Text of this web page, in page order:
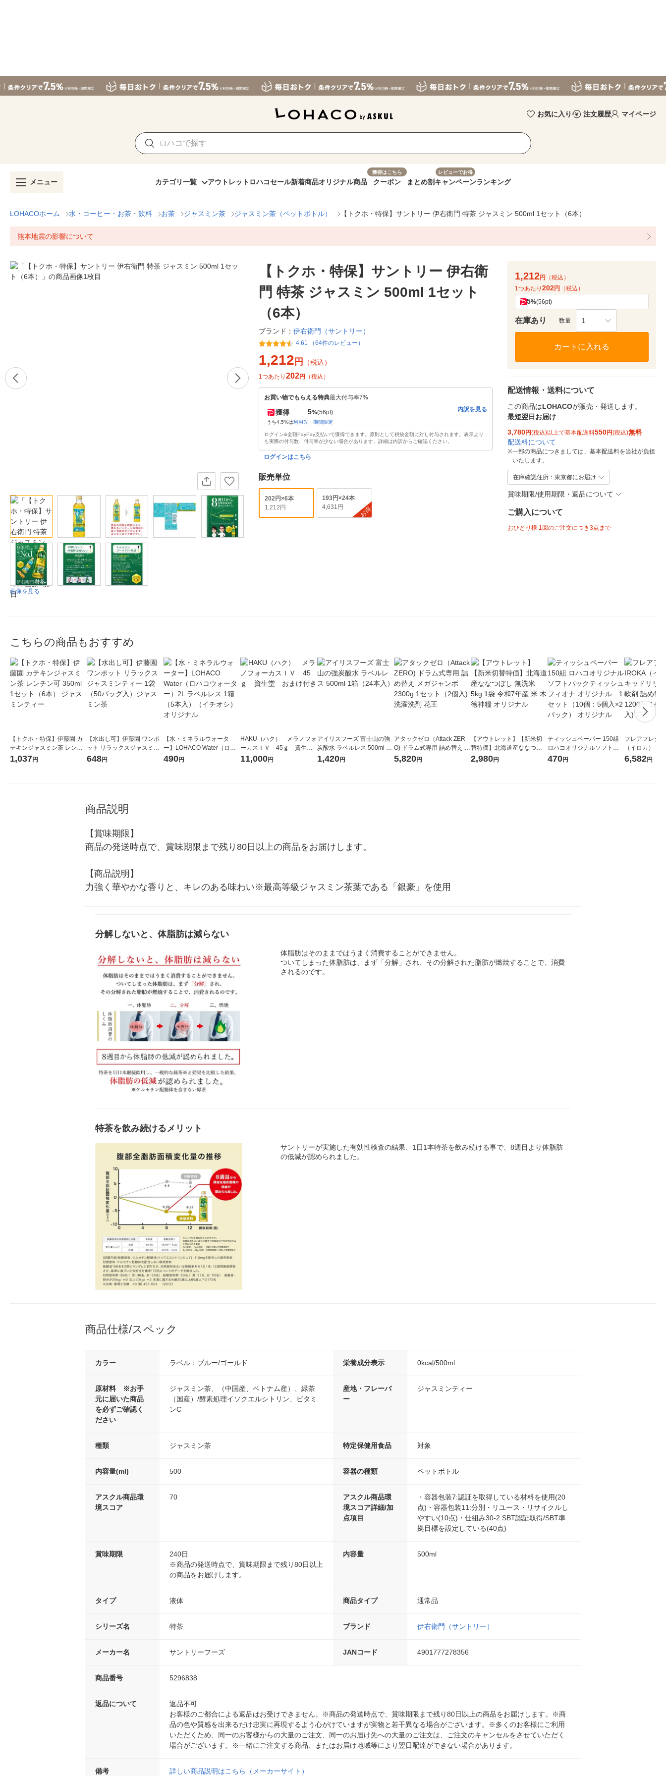
お気に入り 注文履歴 マイページ
メニュー カテゴリ一覧 アウトレット ロハコセール新着商品オリジナル商品
獲得はこちら
クーポン まとめ割
レビューでお得
キャンペーンランキング
LOHACOホーム 水・コーヒー・お茶・飲料 お茶 ジャスミン茶 ジャスミン茶（ペットボトル） 【トクホ・特保】サントリー 伊右衛門 特茶 ジャスミン 500ml 1セット（6本）
熊本地震の影響について
画像を見る
【トクホ・特保】サントリー 伊右衛
門 特茶 ジャスミン 500ml 1セット
（6本）
ブランド： 伊右衛門（サントリー）
4.61 （64件のレビュー）
1,212 円 （税込）
1つあたり 202円 （税込）
お買い物でもらえる特典最大付与率7%
獲得 5%(56pt)
うち4.5%は利用先・期間限定
内訳を見る
ログイン&全額PayPay支払いで獲得できます。原則として税抜金額に対し付与されます。表示より
も実際の付与数、付与率が少ない場合があります。詳細は内訳からご確認ください。
ログインはこちら
販売単位
202円×6本
1,212円
193円×24本
4,631円
お得
1,212円
（税込）
1つあたり 202円 （税込）
5%(56pt)
在庫あり 数量 1
カートに入れる
配送情報・送料について
この商品はLOHACOが販売・発送します。
最短翌日お届け
3,780円(税込)以上で基本配送料550円(税込)無料
配送料について
※一部の商品につきましては、基本配送料を当社が負担
いたします。
在庫確認住所：東京都にお届け
賞味期限/使用期限・返品について
ご購入について
おひとり様 1回のご注文につき3点まで
こちらの商品もおすすめ
【トクホ・特保】伊藤園 カ
テキンジャスミン茶 レンチ
ン可 350ml 1セット（6本）
ジャスミンティー
1,037円
【水出し可】伊藤園 ワンポ
ット リラックスジャスミン
ティー 1袋（50バッグ入）
648円
【水・ミネラルウォータ
ー】LOHACO Water（ロハ
コウォーター）2L ラベルレ
490円
HAKU（ハク） メラノフォ
ーカスＩＶ 45ｇ 資生
堂 おまけ付き
11,000円
アイリスフーズ 富士山の強
炭酸水 ラベルレス 500ml 1
箱（24本入）
1,420円
アタックゼロ（Attack ZER
O) ドラム式専用 詰め替え メ
ガジャンボ 2300g 1セット
（2個入) 洗濯洗剤 花王
5,820円
【アウトレット】【新米切
替特価】北海道産ななつぼ
し 無洗米 5kg 1袋 令和7年産
米 木徳神糧 オリジナル
2,980円
ティッシュペーパー 150組
ロハコオリジナルソフトパ
ックティッシュ フィオナ オ
470円
フレアフレグ
（イロカ） ネ
ーの香り 柔軟
特大 1200ml
6,582円
商品説明
【賞味期限】
商品の発送時点で、賞味期限まで残り80日以上の商品をお届けします。
【商品説明】
力強く華やかな香りと、キレのある味わい※最高等級ジャスミン茶葉である「銀豪」を使用
分解しないと、体脂肪は減らない
体脂肪はそのままではうまく消費することができません。
ついてしまった体脂肪は、まず「分解」され、その分解された脂肪が燃焼することで、消費
されるのです。
特茶を飲み続けるメリット
サントリーが実施した有効性検査の結果、1日1本特茶を飲み続ける事で、8週目より体脂肪
の低減が認められました。
商品仕様/スペック
カラー ラベル：ブルー/ゴールド 栄養成分表示 0kcal/500ml
原材料 ※お手
元に届いた商品
を必ずご確認く
ださい
ジャスミン茶、（中国産、ベトナム産）、緑茶
（国産）/酵素処理イソクエルシトリン、ビタミ
ンC
産地・フレーバ
ー
ジャスミンティー
種類 ジャスミン茶 特定保健用食品 対象
内容量(ml) 500 容器の種類 ペットボトル
アスクル商品環
境スコア
70
アスクル商品環
境スコア詳細/加
点項目
・容器包装7:認証を取得している材料を使用(20
点)・容器包装11:分別・リユース・リサイクルし
やすい(10点)・仕組み30-2:SBT認証取得/SBT準
拠目標を設定している(40点)
賞味期限
240日
※商品の発送時点で、賞味期限まで残り80日以上
の商品をお届けします。
内容量 500ml
タイプ 液体 商品タイプ 通常品
シリーズ名 特茶 ブランド 伊右衛門（サントリー）
メーカー名 サントリーフーズ JANコード 4901777278356
商品番号 5296838
返品について
返品不可
お客様のご都合による返品はお受けできません。※商品の発送時点で、賞味期限まで残り80日以上の商品をお届けします。※商
品の色や質感を出来るだけ忠実に再現するよう心がけていますが実物と若干異なる場合がございます。※多くのお客様にご利用
いただくため、同一のお客様からの大量のご注文、同一のお届け先への大量のご注文は、ご注文のキャンセルをさせていただく
場合がございます。※一緒にご注文する商品、またはお届け地域等により翌日配達ができない場合があります。
備考 詳しい商品説明はこちら（メーカーサイト）